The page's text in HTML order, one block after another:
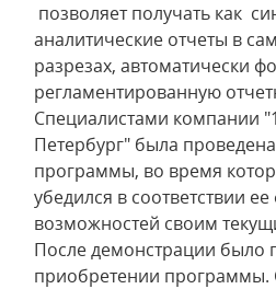
позволяет получать как
аналитические отчеты в
разрезах, автоматически
регламентированную
Специалистами компании
Петербург" была
программы, во время
убедился в соответствии
возможностей своим
После демонстрации было
приобретении программы.